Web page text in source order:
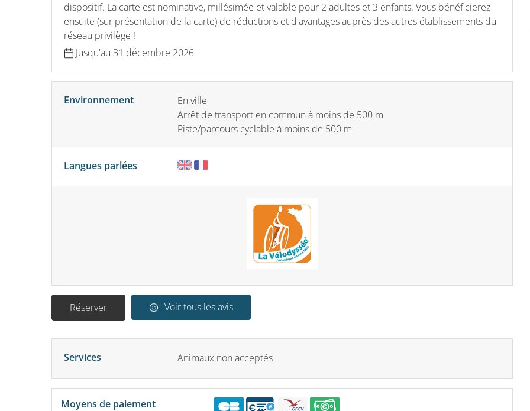
dispositif. La carte est nominative, millésimée et valable pour 2 adultes et 3 enfants. Vous bénéficierez
ensuite (sur présentation de la carte) de réductions et d'avantages auprès des autres établissements du
réseau privilège !
Jusqu'au 31 décembre 2026
Environnement
En ville
Arrêt de transport en commun à moins de 500 m
Piste/parcours cyclable à moins de 500 m
Langues parlées
Réserver Voir tous les avis
Services Animaux non acceptés
Moyens de paiement